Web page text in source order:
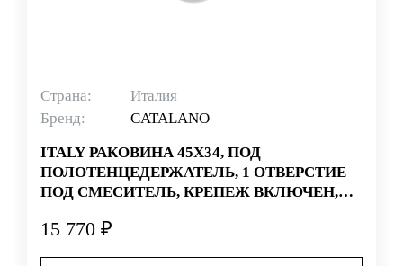
Страна:
Италия
Бренд:
CATALANO
ITALY РАКОВИНА 45Х34, ПОД
ПОЛОТЕНЦЕДЕРЖАТЕЛЬ, 1 ОТВЕРСТИЕ
ПОД СМЕСИТЕЛЬ, КРЕПЕЖ ВКЛЮЧЕН,
(СТАРЫЙ АРТИКУЛ 145BSF00)
15 770 ₽